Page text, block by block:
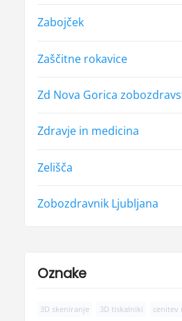
Zabojček
Zaščitne rokavice
Zd Nova Gorica
Zdravje in medicina
Zelišča
Zobozdravnik Ljubljana
Oznake
3D skeniranje 3D tiskalniki cenitev